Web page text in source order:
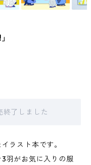
了しました
ラスト本です。
羽がお気に入りの服